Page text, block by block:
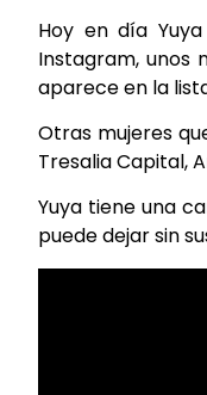
Hoy en día
Instagram, unos
aparece en la
Otras mujeres
Tresalia Capital,
Yuya tiene una
puede dejar sin